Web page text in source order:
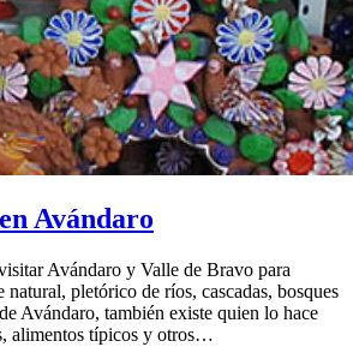
Avándaro
Avándaro y Valle de Bravo para
natural, pletórico de ríos, cascadas, bosques
Avándaro, también existe quien lo hace
alimentos típicos y otros…